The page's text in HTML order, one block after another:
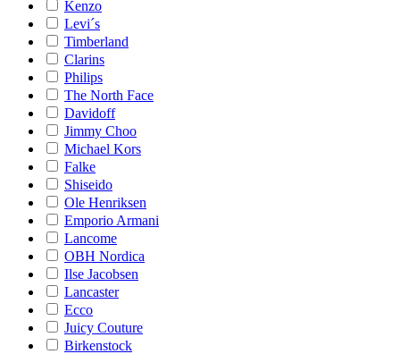
Kenzo
Levi´s
Timberland
Clarins
Philips
The North Face
Davidoff
Jimmy Choo
Michael Kors
Falke
Shiseido
Ole Henriksen
Emporio Armani
Lancome
OBH Nordica
Ilse Jacobsen
Lancaster
Ecco
Juicy Couture
Birkenstock